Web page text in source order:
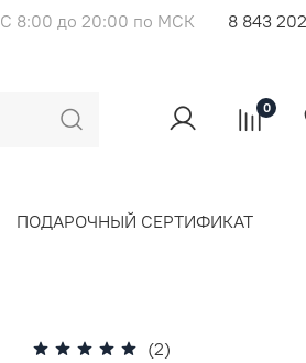
С 8:00 до 20:00 по МСК 8 843
0
ПОДАРОЧНЫЙ СЕРТИФИКАТ
(2)